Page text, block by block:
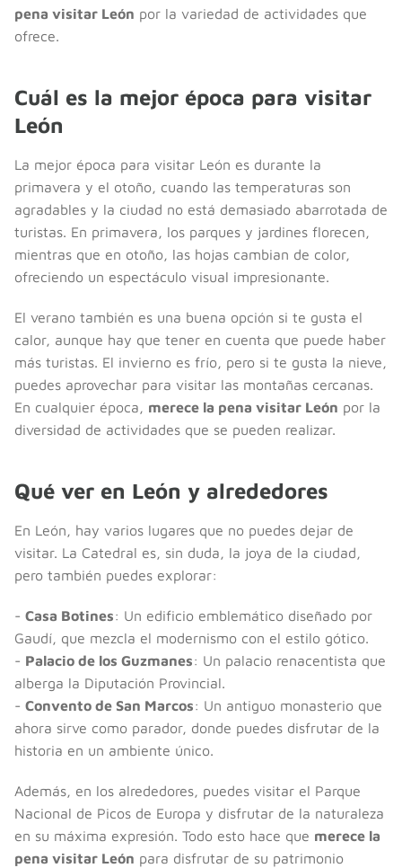
pena visitar León por la variedad de actividades que
ofrece.
Cuál es la mejor época para visitar
León
La mejor época para visitar León es durante la
primavera y el otoño, cuando las temperaturas son
agradables y la ciudad no está demasiado abarrotada de
turistas. En primavera, los parques y jardines florecen,
mientras que en otoño, las hojas cambian de color,
ofreciendo un espectáculo visual impresionante.
El verano también es una buena opción si te gusta el
calor, aunque hay que tener en cuenta que puede haber
más turistas. El invierno es frío, pero si te gusta la nieve,
puedes aprovechar para visitar las montañas cercanas.
En cualquier época, merece la pena visitar León por la
diversidad de actividades que se pueden realizar.
Qué ver en León y alrededores
En León, hay varios lugares que no puedes dejar de
visitar. La Catedral es, sin duda, la joya de la ciudad,
pero también puedes explorar:
- Casa Botines: Un edificio emblemático diseñado por
Gaudí, que mezcla el modernismo con el estilo gótico.
- Palacio de los Guzmanes: Un palacio renacentista que
alberga la Diputación Provincial.
- Convento de San Marcos: Un antiguo monasterio que
ahora sirve como parador, donde puedes disfrutar de la
historia en un ambiente único.
Además, en los alrededores, puedes visitar el Parque
Nacional de Picos de Europa y disfrutar de la naturaleza
en su máxima expresión. Todo esto hace que merece la
pena visitar León para disfrutar de su patrimonio